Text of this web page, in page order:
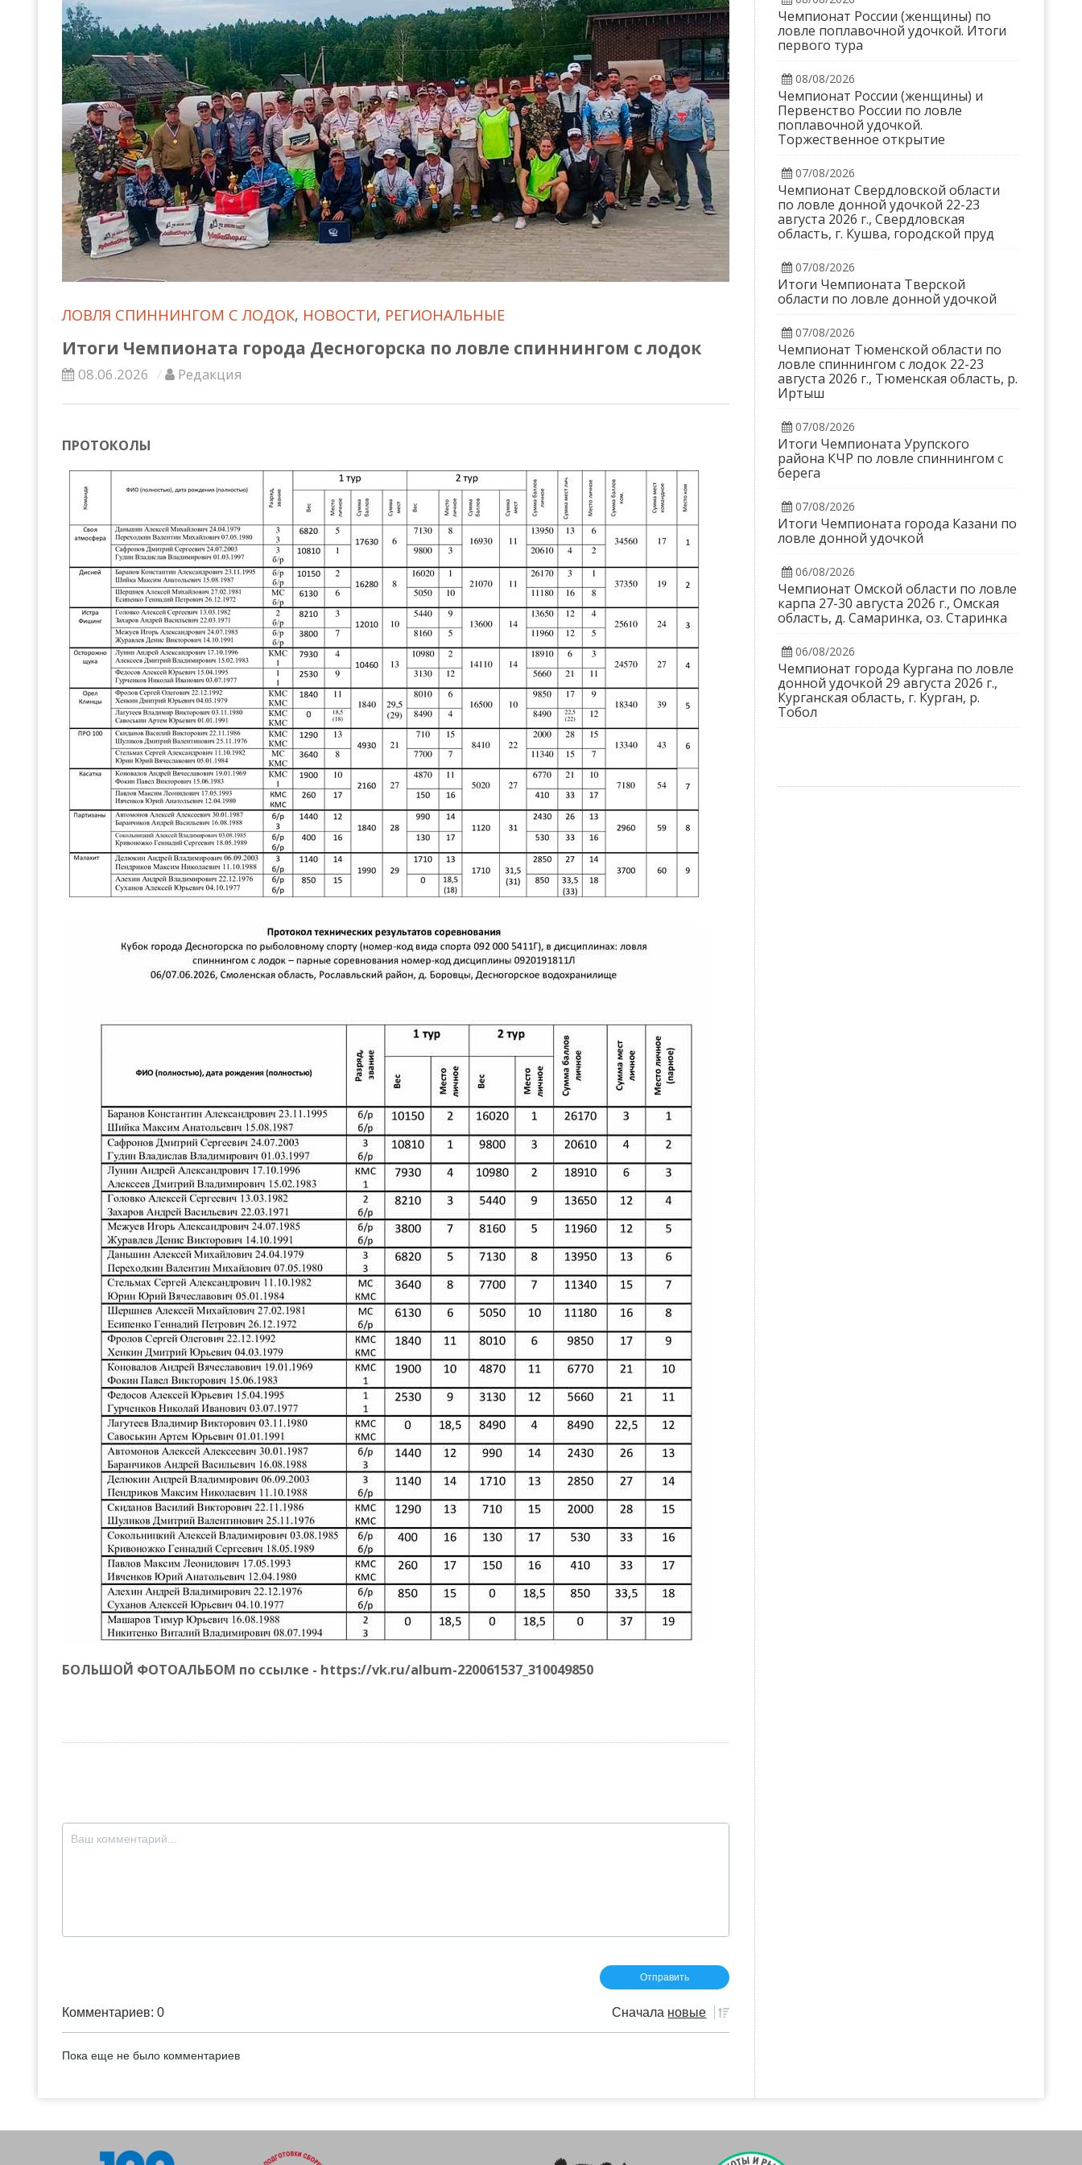
ЛОВЛЯ СПИННИНГОМ С ЛОДОК, НОВОСТИ, РЕГИОНАЛЬНЫЕ
Итоги Чемпионата города Десногорска по ловле спиннингом с лодок
08.06.2026 Редакция
ПРОТОКОЛЫ
БОЛЬШОЙ ФОТОАЛЬБОМ по ссылке - https://vk.ru/album-220061537_310049850
Комментариев: 0 Сначала новые
Пока еще не было комментариев
Чемпионат России (женщины) по
ловле поплавочной удочкой. Итоги
первого тура
08/08/2026
Чемпионат России (женщины) и
Первенство России по ловле
поплавочной удочкой.
Торжественное открытие
07/08/2026
Чемпионат Свердловской области
по ловле донной удочкой 22-23
августа 2026 г., Свердловская
область, г. Кушва, городской пруд
07/08/2026
Итоги Чемпионата Тверской
области по ловле донной удочкой
07/08/2026
Чемпионат Тюменской области по
ловле спиннингом с лодок 22-23
августа 2026 г., Тюменская область, р.
Иртыш
07/08/2026
Итоги Чемпионата Урупского
района КЧР по ловле спиннингом с
берега
07/08/2026
Итоги Чемпионата города Казани по
ловле донной удочкой
06/08/2026
Чемпионат Омской области по ловле
карпа 27-30 августа 2026 г., Омская
область, д. Самаринка, оз. Старинка
06/08/2026
Чемпионат города Кургана по ловле
донной удочкой 29 августа 2026 г.,
Курганская область, г. Курган, р.
Тобол
Всероссийские правила
Судейские документы